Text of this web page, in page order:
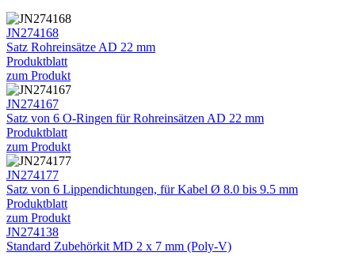
JN274168
Satz Rohreinsätze AD 22 mm
Produktblatt
zum Produkt
JN274167
Satz von 6 O-Ringen für Rohreinsätzen AD 22 mm
Produktblatt
zum Produkt
JN274177
Satz von 6 Lippendichtungen, für Kabel Ø 8.0 bis 9.5 mm
Produktblatt
zum Produkt
JN274138
Standard Zubehörkit MD 2 x 7 mm (Poly-V)